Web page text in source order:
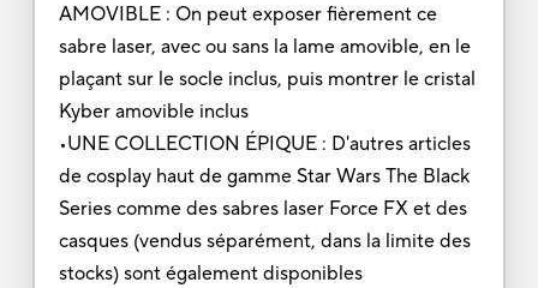
AMOVIBLE : On peut exposer fièrement ce
sabre laser, avec ou sans la lame amovible, en le
plaçant sur le socle inclus, puis montrer le cristal
Kyber amovible inclus
•UNE COLLECTION ÉPIQUE : D'autres articles
de cosplay haut de gamme Star Wars The Black
Series comme des sabres laser Force FX et des
casques (vendus séparément, dans la limite des
stocks) sont également disponibles